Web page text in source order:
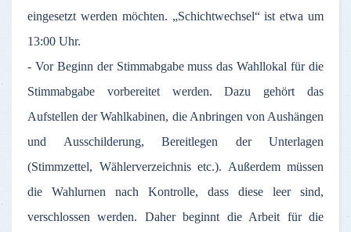
eingesetzt werden möchten. „Schichtwechsel“ ist etwa um
13:00 Uhr.
- Vor Beginn der Stimmabgabe muss das Wahllokal für die
Stimmabgabe vorbereitet werden. Dazu gehört das
Aufstellen der Wahlkabinen, die Anbringen von Aushängen
und Ausschilderung, Bereitlegen der Unterlagen
(Stimmzettel, Wählerverzeichnis etc.). Außerdem müssen
die Wahlurnen nach Kontrolle, dass diese leer sind,
verschlossen werden. Daher beginnt die Arbeit für die